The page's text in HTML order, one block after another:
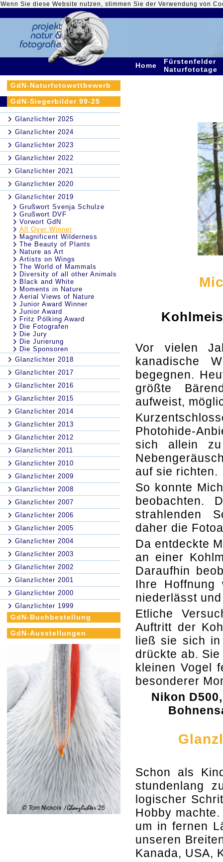
Wenn Sie diese Website nutzen, stimmen Sie der Verwendung von
Home
Fürstenfelder
Naturfototage
GdN-Naturfotowettbewerb
GdN-Siegerbilder 99-25
Glanzlichter 2025
Glanzlichter 2024
Glanzlichter 2023
Glanzlichter 2022
Glanzlichter 2021
Glanzlichter 2020
Glanzlichter 2019
Grußwort Svenja Schulze
Grußwort DVF
Vorwort GdN
All Over Winner
Magnificent Wilderness
The Beauty of Plants
Nature as Art
Artists on Wings
The World of Mammals
Diversity of all other Animals
Black and White
Moments in Nature
Aerial Views of Nature
Junior Award Winner
Junior Award
Fritz Pölking Award
Die Fotografen
Die Jury
Die Jurierung
Die Sponsoren
Glanzlichter 2018
Glanzlichter 2017
Glanzlichter 2016
Glanzlichter 2015
Glanzlichter 2014
Glanzlichter 2013
Glanzlichter 2012
Glanzlichter 2011
Glanzlichter 2010
Glanzlichter 2009
Glanzlichter 2008
Glanzlichter 2007
Glanzlichter 2006
Glanzlichter 2005
Glanzlichter 2004
Glanzlichter 2003
Glanzlichter 2002
Glanzlichter 2001
Glanzlichter 2000
Glanzlichter 1999
GdN-Buchbestellung
GdN-Ausstellungen
Vor vielen
kanadische
begegnen.
größte
aufweist,
Photohide-
sich allein
auf sie richten.
So konnte
beobachten.
strahlenden
daher die
Da entdeckte
an einer
Daraufhin
Ihre
niederlässt
Etliche
Auftritt der
ließ sie sich
drückte ab.
kleinen Vogel
besonderer
Nikon
Schon als
stundenlang
logischer
Hobby
um in fernen
unseren
Kanada, USA,